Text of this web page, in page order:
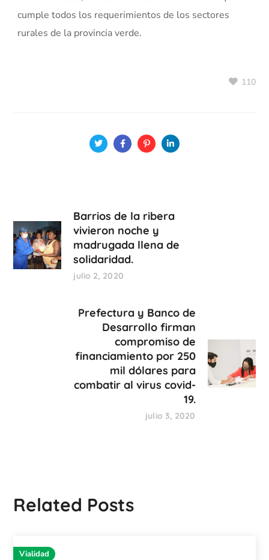
cumple todos los requerimientos de los sectores
rurales de la provincia verde.
110
Barrios de la ribera
vivieron noche y
madrugada llena de
solidaridad.
julio 2, 2020
Prefectura y Banco de
Desarrollo firman
compromiso de
financiamiento por 250
mil dólares para
combatir al virus covid-
19.
julio 3, 2020
Related Posts
Vialidad